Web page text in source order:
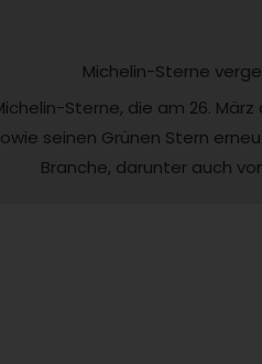
Michelin-Sterne
Sterne, die am 26.
seinen Grünen Stern
Branche, darunter auch